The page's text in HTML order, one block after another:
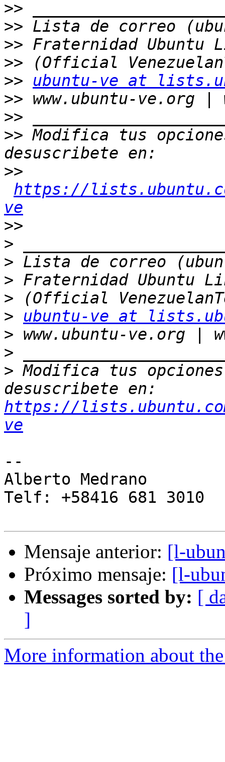
>>
>>
>>
>>
>>
ubuntu-ve at
>>
>>
>> Modifica tus
>>
https://
ve
>>
>
>
>
>
>
ubuntu-ve at
>
>
> Modifica tus
https://
ve
--
Alberto Medrano
Telf: +58416 681 3010
Mensaje anterior: [l-
Próximo mensaje: [l-
Messages sorted by: [
]
More information about